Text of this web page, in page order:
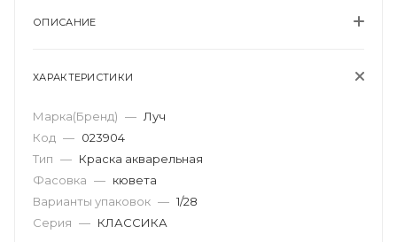
ОПИСАНИЕ
ХАРАКТЕРИСТИКИ
Марка(Бренд) — Луч
Код — 023904
Тип — Краска акварельная
Фасовка — кювета
Варианты упаковок — 1/28
Серия — КЛАССИКА